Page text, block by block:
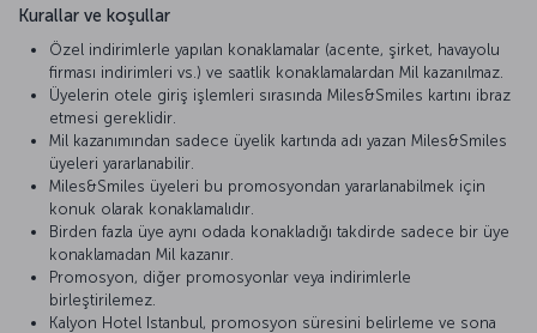
Kurallar ve koşullar
Özel indirimlerle yapılan konaklamalar (acente, şirket, havayolu
firması indirimleri vs.) ve saatlik konaklamalardan Mil kazanılmaz.
Üyelerin otele giriş işlemleri sırasında Miles&Smiles kartını ibraz
etmesi gereklidir.
Mil kazanımından sadece üyelik kartında adı yazan Miles&Smiles
üyeleri yararlanabilir.
Miles&Smiles üyeleri bu promosyondan yararlanabilmek için
konuk olarak konaklamalıdır.
Birden fazla üye aynı odada konakladığı takdirde sadece bir üye
konaklamadan Mil kazanır.
Promosyon, diğer promosyonlar veya indirimlerle
birleştirilemez.
Kalyon Hotel Istanbul, promosyon süresini belirleme ve sona